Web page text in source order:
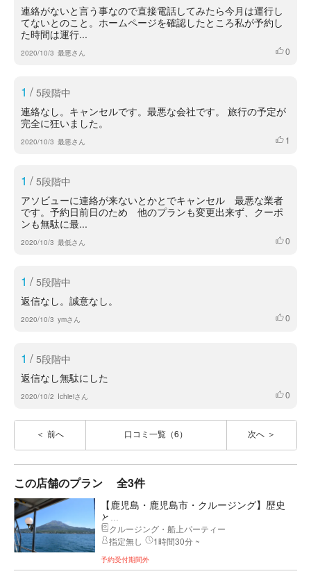
連絡がないと言う事なので直接電話してみたら今月は運行し
てないとのこと。ホームページを確認したところ私が予約し
た時間は運行...
2020/10/3 最悪さん いいね
0
1 / 5段階中
連絡なし。キャンセルです。最悪な会社です。 旅行の予定が
完全に狂いました。
2020/10/3 最悪さん いいね
1
1 / 5段階中
アソビューに連絡が来ないとかとでキャンセル 最悪な業者
です。予約日前日のため 他のプランも変更出来ず、クーポ
ンも無駄に最...
2020/10/3 最低さん いいね
0
1 / 5段階中
返信なし。誠意なし。
2020/10/3 ymさん いいね
0
1 / 5段階中
返信なし無駄にした
2020/10/2 Ichieiさん いいね
0
前へ 口コミ一覧（6） 次へ
この店舗のプラン 全3件
【鹿児島・鹿児島市・クルージング】歴史
と...
クルージング・船上パーティー
指定無し
1時間30分 ~
予約受付期間外